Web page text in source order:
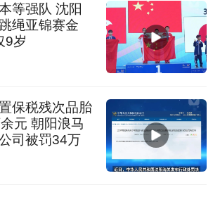
等强队 沈阳
绳亚锦赛金
9岁
保税残次品胎
元 朝阳浪马
司被罚34万